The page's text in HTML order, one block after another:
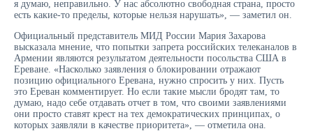
я думаю, неправильно. У нас абсолютно свободная страна, просто
есть какие-то пределы, которые нельзя нарушать», — заметил он.
Официальный представитель МИД России Мария Захарова
высказала мнение, что попытки запрета российских телеканалов в
Армении являются результатом деятельности посольства США в
Ереване. «Насколько заявления о блокировании отражают
позицию официального Еревана, нужно спросить у них. Пусть
это Ереван комментирует. Но если такие мысли бродят там, то
думаю, надо себе отдавать отчет в том, что своими заявлениями
они просто ставят крест на тех демократических принципах, о
которых заявляли в качестве приоритета», — отметила она.